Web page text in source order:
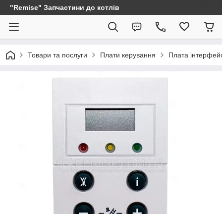
"Remise" Запчастини до котлів
Товари та послуги Плати керування Плата